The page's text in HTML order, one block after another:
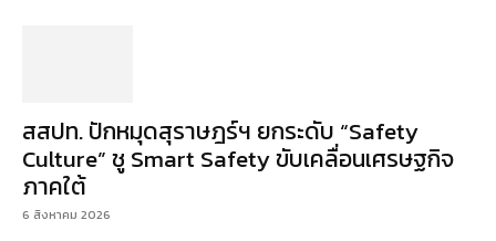
สสปท. ปักหมุดสุราษฎร์ฯ ยกระดับ “Safety
Culture” ชู Smart Safety ขับเคลื่อนเศรษฐกิจ
ภาคใต้
6 สิงหาคม 2026